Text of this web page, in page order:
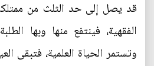
قد يصل إلى حد الثلث من
الفقهية، فينتفع منها وبها
وتستمر الحياة العلمية، فتبقى